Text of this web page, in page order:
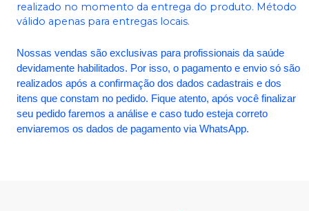
realizado no momento da entrega do produto. Método
válido apenas para entregas locais.
Nossas vendas são exclusivas para profissionais da saúde
devidamente habilitados. Por isso, o pagamento e envio só são
realizados após a confirmação dos dados cadastrais e dos
itens que constam no pedido. Fique atento, após você finalizar
seu pedido faremos a análise e caso tudo esteja correto
enviaremos os dados de pagamento via WhatsApp.